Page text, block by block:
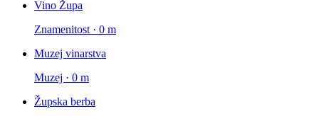
Vino Župa
Znamenitost · 0 m
Muzej vinarstva
Muzej · 0 m
Župska berba